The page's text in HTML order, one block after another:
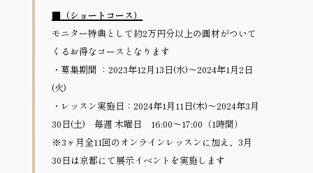
■（ショートコース）
モニター特典として約2万円分以上の画材がついて
くるお得なコースとなります
・募集期間 ：2023年12月13日(水)〜2024年1月2日
(火)
・レッスン実施日：2024年1月11日(木)〜2024年3月
30日(土)　毎週 木曜日　16:00～17:00（1時間）
※3ヶ月全11回のオンラインレッスンに加え、3月
30日は京都にて展示イベントを実施します